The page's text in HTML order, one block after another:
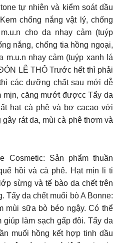
tự nhiên và kiểm soát dầu
chống nắng vật lý, chống
cho da nhạy cảm (tuýp
nắng, chống tia hồng ngoại,
m.u.n nhạy cảm (tuýp xanh lá
LỄ THÔ Trước hết thì phải
các dưỡng chất sau mới dễ
mịn, căng mướt đượcc Tẩy da
hạt cà phê và bơ cacao với
gây rát da, mùi cà phê thơm và
Cosmetic: Sản phẩm thuần
hồi và cà phê. Hạt mịn li ti
sừng và tế bào da chết trên
Tẩy da chết muối bò A Bonne:
mùi sữa bò béo ngậy. Có thể
làm sạch gấp đôi. Tẩy da
muối hồng kết hợp tinh dầu